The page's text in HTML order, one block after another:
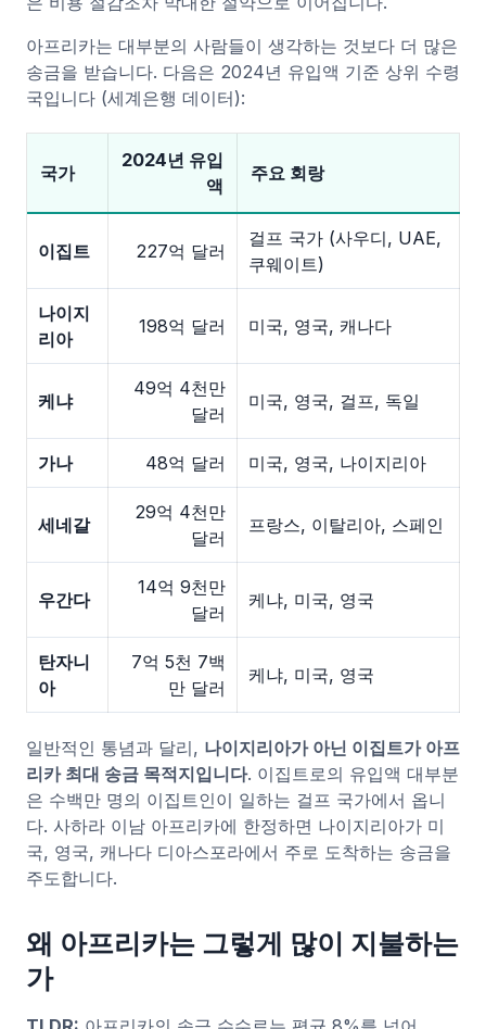
아프리카는 대부분의 사람들이 생각하는 것보다 더 많은
송금을 받습니다. 다음은 2024년 유입액 기준 상위 수령
국입니다 (세계은행 데이터):
국가
2024년 유입
액
주요 회랑
이집트 227억 달러
걸프 국가 (사우디, UAE,
쿠웨이트)
나이지
리아
198억 달러 미국, 영국, 캐나다
케냐
49억 4천만
달러
미국, 영국, 걸프, 독일
가나 48억 달러 미국, 영국, 나이지리아
세네갈
29억 4천만
달러
프랑스, 이탈리아, 스페인
우간다
14억 9천만
달러
케냐, 미국, 영국
탄자니
아
7억 5천 7백
만 달러
케냐, 미국, 영국
일반적인 통념과 달리, 나이지리아가 아닌 이집트가 아프
리카 최대 송금 목적지입니다. 이집트로의 유입액 대부분
은 수백만 명의 이집트인이 일하는 걸프 국가에서 옵니
다. 사하라 이남 아프리카에 한정하면 나이지리아가 미
국, 영국, 캐나다 디아스포라에서 주로 도착하는 송금을
주도합니다.
왜 아프리카는 그렇게 많이 지불하는
가